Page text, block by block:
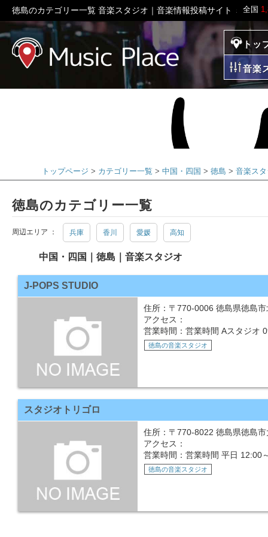
全国
徳島のカテゴリー一覧 音楽スタジオ｜音楽情報投稿サイト ミュー
ミュージックプレイ
トッ
音楽
トップページ カテゴリー一覧 中国・四国 徳島 音楽ス
徳島のカテゴリー一覧
周辺エリア ： 兵庫 香川 愛媛 高知
中国・四国｜徳島｜音楽スタジオ
J-POPS STUDIO
住所：〒770-0006 徳島県徳島
アクセス：
営業時間：営業時間 Aスタジオ
徳島の音楽スタジオ
スタジオトリゴロ
住所：〒770-8022 徳島県徳島
アクセス：
営業時間：営業時間 平日 12:00
徳島の音楽スタジオ